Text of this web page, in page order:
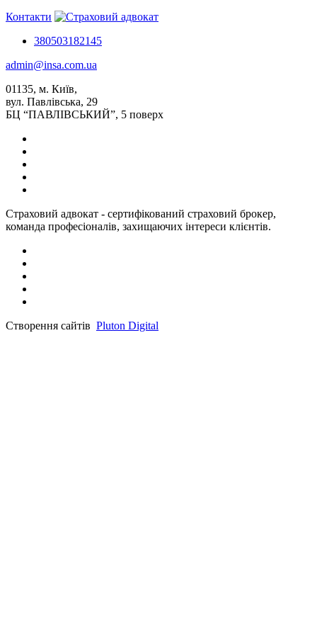
Контакти
380503182145
admin@insa.com.ua
01135, м. Київ,
вул. Павлівська, 29
БЦ “ПАВЛІВСЬКИЙ”, 5 поверх
Страховий адвокат - сертифікований страховий брокер,
команда професіоналів, захищаючих інтереси клієнтів.
Створення сайтів Pluton Digital